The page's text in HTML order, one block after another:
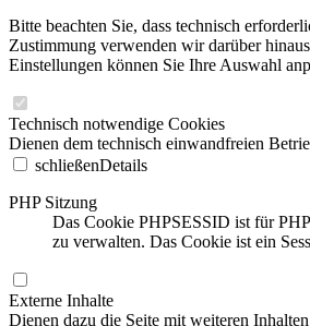
Bitte beachten Sie, dass technisch
Zustimmung verwenden wir darüber
Einstellungen können Sie Ihre Auswahl
Technisch notwendige Cookies
Dienen dem technisch einwandfreien
schließenDetails
PHP Sitzung
Das Cookie PHPSESSID ist für
zu verwalten. Das Cookie ist ein
Externe Inhalte
Dienen dazu die Seite mit weiteren